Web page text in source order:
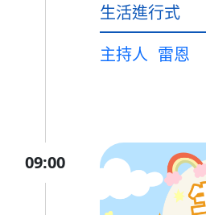
生活進行式
主持人 雷恩
09:00